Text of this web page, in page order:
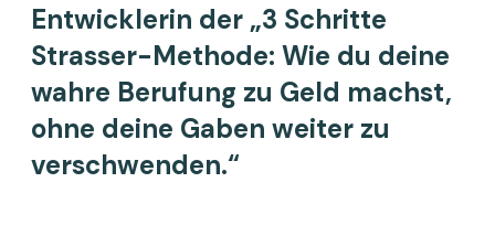
Entwicklerin der „3 Schritte
Strasser-Methode: Wie du deine
wahre Berufung zu Geld machst,
ohne deine Gaben weiter zu
verschwenden.“